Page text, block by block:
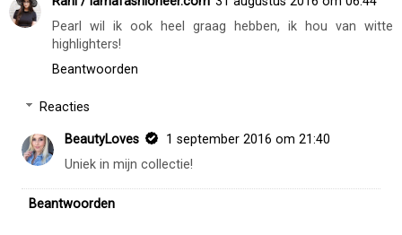
Pearl wil ik ook heel graag hebben, ik hou van witte
highlighters!
Beantwoorden
Reacties
BeautyLoves
1 september 2016 om 21:40
Uniek in mijn collectie!
Beantwoorden